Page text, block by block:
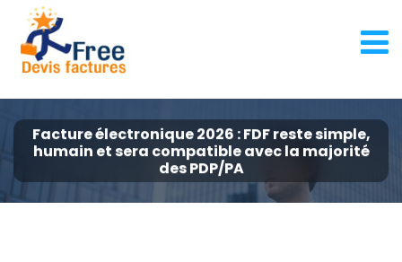
Facture électronique 2026 : FDF reste simple,
humain et sera compatible avec la majorité
des PDP/PA